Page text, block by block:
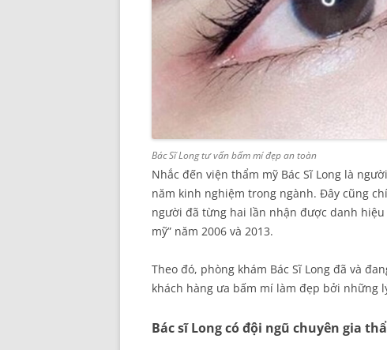
Bác Sĩ Long tư vấn bấm mí đẹp an toàn
Nhắc đến viện thẩm mỹ Bác Sĩ Long là
năm kinh nghiệm trong ngành. Đây cũng
người đã từng hai lần nhận được danh
mỹ” năm 2006 và 2013.
Theo đó, phòng khám Bác Sĩ Long đã và
khách hàng ưa bấm mí làm đẹp bởi những
Bác sĩ Long có đội ngũ chuyên gia